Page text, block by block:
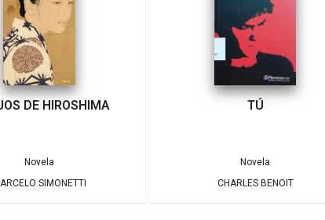
TÚ
Novela
CHARLES BENOIT
SIRA
Novela
MARÍA DUEÑAS